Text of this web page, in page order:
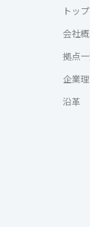
トッ
会社
拠点
企業
沿革